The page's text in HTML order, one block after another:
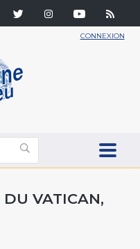
CONNEXION
DU VATICAN,